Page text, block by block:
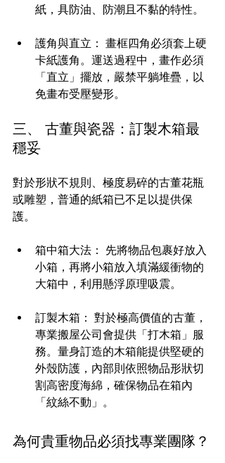
紙，具防油、防潮且不黏的特性。
護角與直立： 畫框四角必須套上硬
卡紙護角。運送過程中，畫作必須
「直立」擺放，嚴禁平躺堆疊，以
免畫布受壓變形。
三、 古董與瓷器：訂製木箱最
穩妥
對於形狀不規則、極度易碎的古董花瓶
或雕塑，普通的紙箱已不足以提供保
護。
箱中箱大法： 先將物品包裹好放入
小箱，再將小箱放入填滿緩衝物的
大箱中，利用懸浮原理吸震。
訂製木箱： 對於極高價值的古董，
專業搬屋公司會提供「打木箱」服
務。量身訂造的木箱能提供堅硬的
外殼防護，內部則依照物品形狀切
割高密度海綿，確保物品在箱內
「紋絲不動」。
為何貴重物品必須找專業團隊？